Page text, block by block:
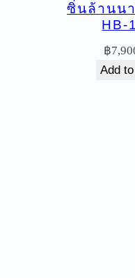
ซิ่นล้านน
HB-
฿
Add